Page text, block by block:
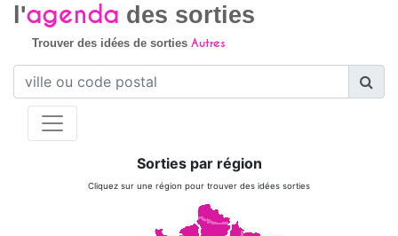
l'agenda des sorties
Trouver des idées de sorties Autres
Sorties par région
Cliquez sur une région pour trouver des idées sorties